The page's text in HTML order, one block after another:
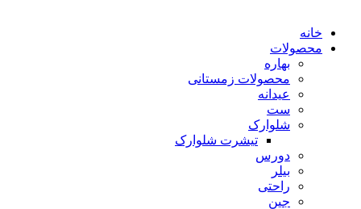
خانه
محصولات
بهاره
محصولات زمستانی
عیدانه
ست
شلوارک
تیشرت شلوارک
دورس
بیلر
راحتی
جین